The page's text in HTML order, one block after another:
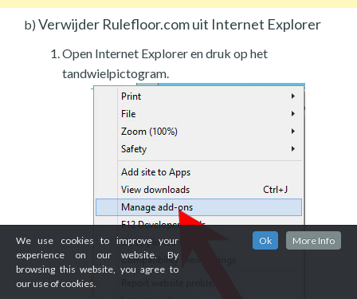
b) Verwijder Rulefloor.com uit Internet Explorer
Open Internet Explorer en druk op het
tandwielpictogram.
We use cookies to improve your
experience on our website. By
browsing this website, you agree to
our use of cookies.
Ok More Info